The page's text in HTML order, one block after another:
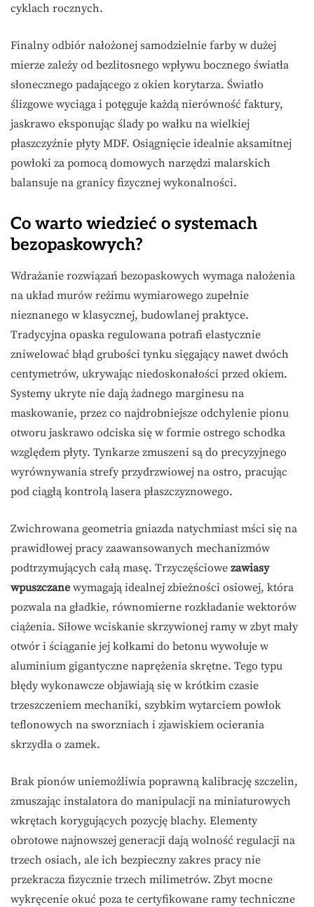
cyklach rocznych.
Finalny odbiór nałożonej samodzielnie farby w dużej
mierze zależy od bezlitosnego wpływu bocznego światła
słonecznego padającego z okien korytarza. Światło
ślizgowe wyciąga i potęguje każdą nierówność faktury,
jaskrawo eksponując ślady po wałku na wielkiej
płaszczyźnie płyty MDF. Osiągnięcie idealnie aksamitnej
powłoki za pomocą domowych narzędzi malarskich
balansuje na granicy fizycznej wykonalności.
Co warto wiedzieć o systemach
bezopaskowych?
Wdrażanie rozwiązań bezopaskowych wymaga nałożenia
na układ murów reżimu wymiarowego zupełnie
nieznanego w klasycznej, budowlanej praktyce.
Tradycyjna opaska regulowana potrafi elastycznie
zniwelować błąd grubości tynku sięgający nawet dwóch
centymetrów, ukrywając niedoskonałości przed okiem.
Systemy ukryte nie dają żadnego marginesu na
maskowanie, przez co najdrobniejsze odchylenie pionu
otworu jaskrawo odciska się w formie ostrego schodka
względem płyty. Tynkarze zmuszeni są do precyzyjnego
wyrównywania strefy przydrzwiowej na ostro, pracując
pod ciągłą kontrolą lasera płaszczyznowego.
Zwichrowana geometria gniazda natychmiast mści się na
prawidłowej pracy zaawansowanych mechanizmów
podtrzymujących całą masę. Trzyczęściowe zawiasy
wpuszczane wymagają idealnej zbieżności osiowej, która
pozwala na gładkie, równomierne rozkładanie wektorów
ciążenia. Siłowe wciskanie skrzywionej ramy w zbyt mały
otwór i ściąganie jej kołkami do betonu wywołuje w
aluminium gigantyczne naprężenia skrętne. Tego typu
błędy wykonawcze objawiają się w krótkim czasie
trzeszczeniem mechaniki, szybkim wytarciem powłok
teflonowych na sworzniach i zjawiskiem ocierania
skrzydła o zamek.
Brak pionów uniemożliwia poprawną kalibrację szczelin,
zmuszając instalatora do manipulacji na miniaturowych
wkrętach korygujących pozycję blachy. Elementy
obrotowe najnowszej generacji dają wolność regulacji na
trzech osiach, ale ich bezpieczny zakres pracy nie
przekracza fizycznie trzech milimetrów. Zbyt mocne
wykręcenie okuć poza te certyfikowane ramy techniczne